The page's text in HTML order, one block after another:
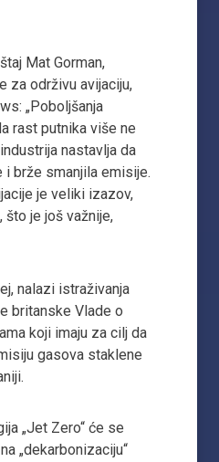
Mat Gorman,
za održivu avijaciju,
„Poboljšanja
rast putnika više ne
nastavlja da
i brže smanjila emisije.
je veliki izazov,
što je još važnije,
nalazi istraživanja
britanske Vlade o
koji imaju za cilj da
gasova staklene
„Jet Zero“ će se
„dekarbonizaciju“